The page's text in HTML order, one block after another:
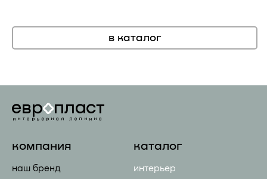
в каталог
компания
наш бренд
каталог
интерьер